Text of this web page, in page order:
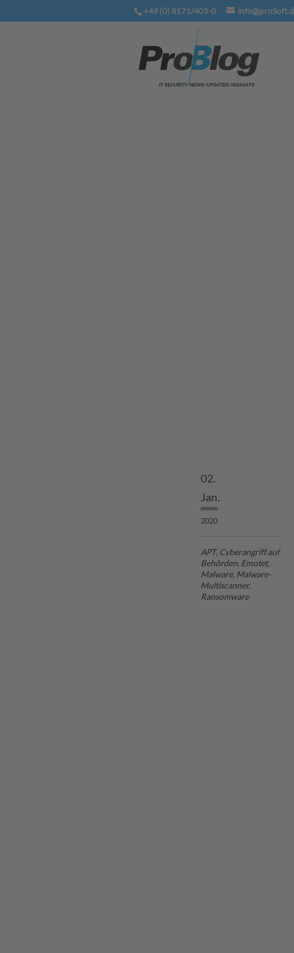
+49 (0) 8171/405-0
02.
Jan.
2020
APT, Cyberangriff auf
Behörden, Emotet,
Malware, Malware-
Multiscanner,
Ransomware